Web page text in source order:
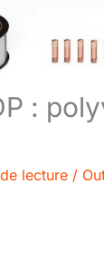
:
lecture /